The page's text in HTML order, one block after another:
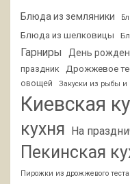
Блюда из земляники
Блюда из шелковицы
Гарниры День
праздник
Дрожжевое
овощей
Закуски из рыбы и
Киевская
кухня
На
Пекинская
Пирожки из дрожжевого теста